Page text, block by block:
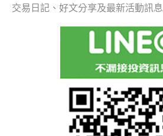
交易日記、好文分享及最新活動訊息